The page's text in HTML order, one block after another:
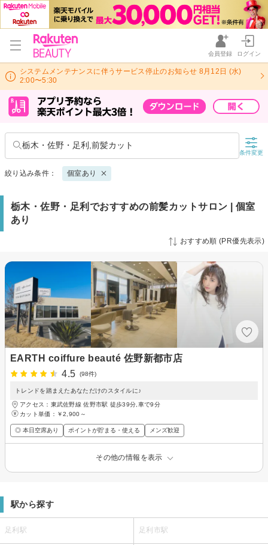
会員登録 ログイン
システムメンテナンスに伴うサービス停止のお知らせ 8月12日 (水)
2:00〜5:30
栃木・佐野・足利,前髪カット
条件変更
絞り込み条件： 個室あり
栃木・佐野・足利でおすすめの前髪カットサロン | 個室
あり
おすすめ順 (PR優先表示)
EARTH coiffure beauté 佐野新都市店
4.5
(98件)
トレンドを踏まえたあなただけのスタイルに♪
アクセス：東武佐野線 佐野市駅 徒歩39分,車で9分
カット単価： ￥2,900～
◎ 本日空席あり ポイントが貯まる・使える メンズ歓迎
その他の情報を表示
駅から探す
足利駅 足利市駅